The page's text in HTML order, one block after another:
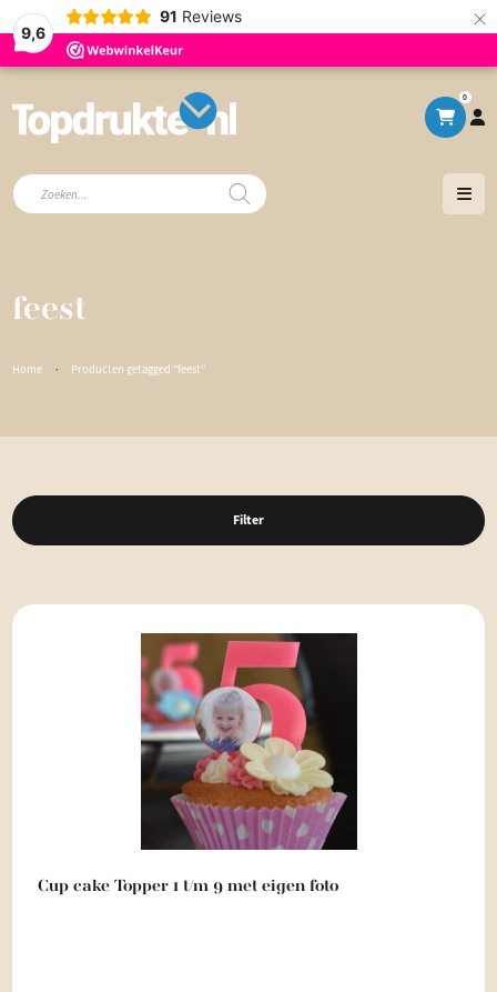
9,6
91 Reviews ×
0
Producten
zoeken
feest
Home · Producten getagged “feest”
Filter
Cup cake Topper 1 t/m 9 met eigen foto